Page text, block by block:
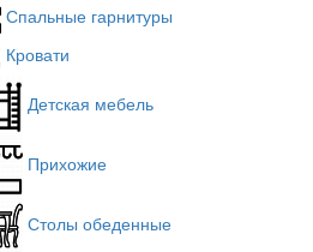
Спальные гарнитуры
Кровати
Детская мебель
Прихожие
Столы обеденные